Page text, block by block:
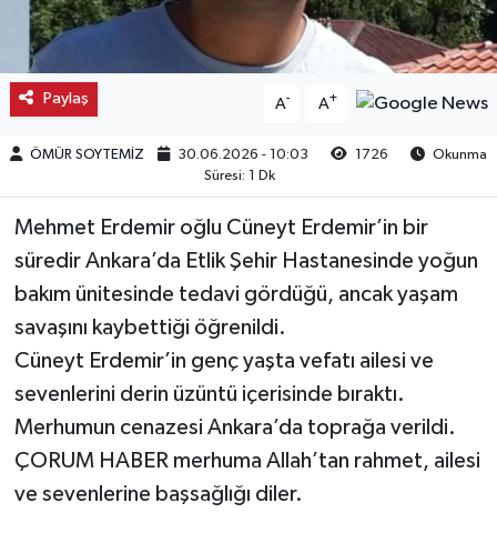
Paylaş A- A+
ÖMÜR SOYTEMİZ 30.06.2026 - 10:03 1726
Okunma
Süresi: 1 Dk
Mehmet Erdemir oğlu Cüneyt Erdemir’in bir
süredir Ankara’da Etlik Şehir Hastanesinde yoğun
bakım ünitesinde tedavi gördüğü, ancak yaşam
savaşını kaybettiği öğrenildi.
Cüneyt Erdemir’in genç yaşta vefatı ailesi ve
sevenlerini derin üzüntü içerisinde bıraktı.
Merhumun cenazesi Ankara’da toprağa verildi.
ÇORUM HABER merhuma Allah’tan rahmet, ailesi
ve sevenlerine başsağlığı diler.
Laçin
Mecitözü
Oğuzlar
Ortaköy
Osmancık
Sungurlu
Uğurludağ
Sağlık